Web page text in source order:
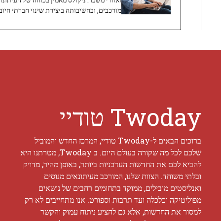
מורכבים, ובחשיבותה ביצירת שינוי חברתי
Twoday טודיי
ברוכים הבאים ל-Twoday טודיי, המרכז החדש והמוביל
שלכם לכל מה שקורה בעולם היום. ב Twoday, מטרתנו היא
להביא לכם את החדשות העדכניות ביותר, באופן מהיר, מדויק
ובלתי משוחד. הצוות שלנו, המורכב מעיתונאים מנוסים
ואנליסטים מובילים, ממוקד בתחומים רחבים של נושאים
מפוליטיקה וכלכלה ועד תרבות וספורט. אנו מתחייבים לא רק
למסור את החדשות, אלא גם להציע ניתוח עמוק והקשר